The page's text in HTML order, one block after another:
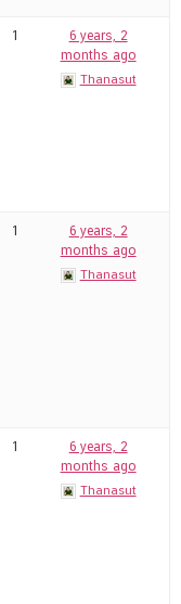
1
6 years, 2
months ago
Thanasut
1
6 years, 2
months ago
Thanasut
1
6 years, 2
months ago
Thanasut